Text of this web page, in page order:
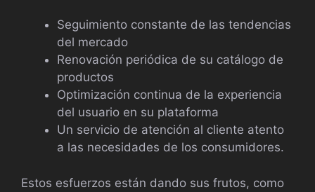
Seguimiento constante de las tendencias
del mercado
Renovación periódica de su catálogo de
productos
Optimización continua de la experiencia
del usuario en su plataforma
Un servicio de atención al cliente atento
a las necesidades de los consumidores.
Estos esfuerzos están dando sus frutos, como